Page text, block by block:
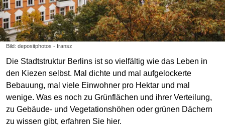
Bild: depositphotos - fransz
Die Stadtstruktur Berlins ist so vielfältig wie das Leben in
den Kiezen selbst. Mal dichte und mal aufgelockerte
Bebauung, mal viele Einwohner pro Hektar und mal
wenige. Was es noch zu Grünflächen und ihrer Verteilung,
zu Gebäude- und Vegetationshöhen oder grünen Dächern
zu wissen gibt, erfahren Sie hier.